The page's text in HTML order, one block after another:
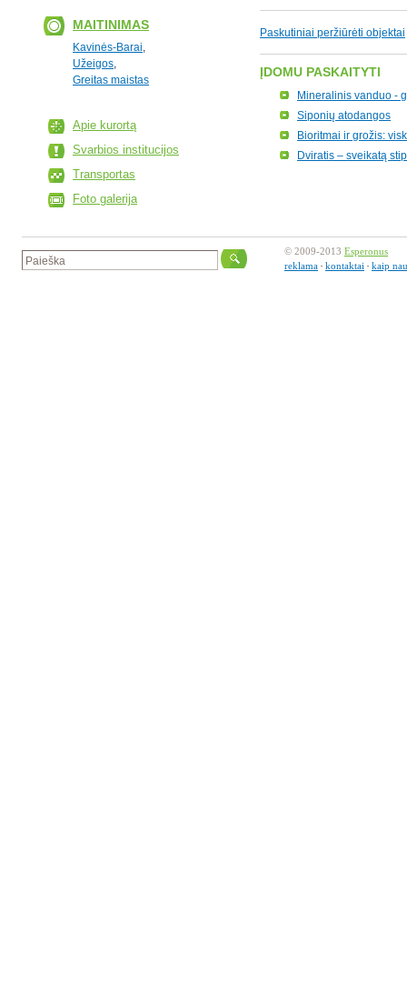
MAITINIMAS
Kavinės-Barai,
Užeigos,
Greitas maistas
Apie kurortą
Svarbios institucijos
Transportas
Foto galerija
Paskutiniai peržiūrėti objektai
ĮDOMU PASKAITYTI
Mineralinis vanduo -
Siponių atodangos
Bioritmai ir grožis:
Dviratis – sveikatą
© 2009-2013 Esperonus
reklama
kontaktai kaip